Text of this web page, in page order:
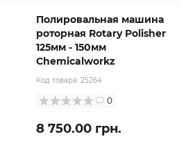
Полировальная машина
роторная Rotary Polisher
125мм - 150мм
Chemicalworkz
Код товара: 25264
0
8 750.00 грн.